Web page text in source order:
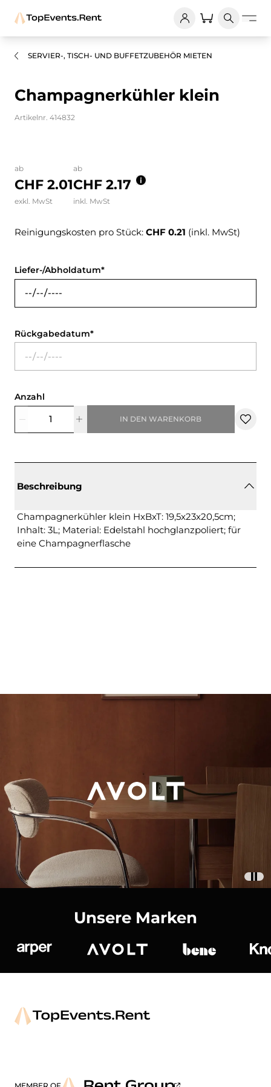
SERVIER-, TISCH- UND BUFFETZUBEHÖR MIETEN
Champagnerkühler klein
Artikelnr. 414832
ab
CHF 2.01
exkl. MwSt
ab
CHF 2.17
inkl. MwSt
Reinigungskosten pro Stück: CHF 0.21 (inkl. MwSt)
Liefer-/Abholdatum
Rückgabedatum
Anzahl
IN DEN WARENKORB
Beschreibung
Champagnerkühler klein HxBxT: 19,5x23x20,5cm;
Inhalt: 3L; Material: Edelstahl hochglanzpoliert; für
eine Champagnerflasche
Unsere Marken